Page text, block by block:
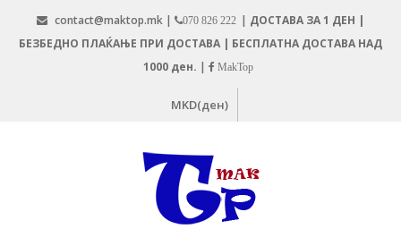
content
contact@maktop.mk | 070 826 222 | ДОСТАВА ЗА 1 ДЕН |
БЕЗБЕДНО ПЛАЌАЊЕ ПРИ ДОСТАВА | БЕСПЛАТНА ДОСТАВА НАД
1000 ден. | MakTop
MKD(ден)